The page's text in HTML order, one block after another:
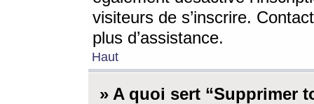
visiteurs de s’inscrire.
plus d’assistance.
Haut
» A quoi sert “Supprimer